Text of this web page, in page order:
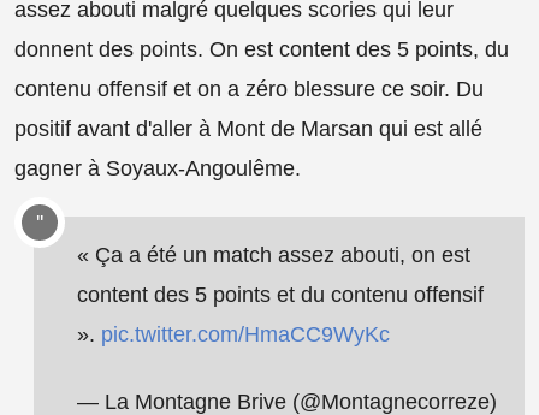
assez abouti malgré quelques scories qui leur
donnent des points. On est content des 5 points, du
contenu offensif et on a zéro blessure ce soir. Du
positif avant d'aller à Mont de Marsan qui est allé
gagner à Soyaux-Angoulême.
« Ça a été un match assez abouti, on est
content des 5 points et du contenu offensif
». pic.twitter.com/HmaCC9WyKc
— La Montagne Brive (@Montagnecorreze)